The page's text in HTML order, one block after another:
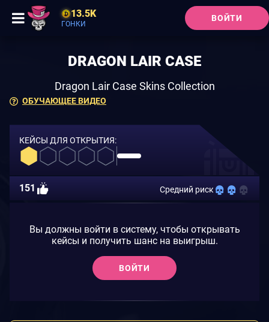
13.5K
ГОНКИ
ВОЙТИ
ОБУЧАЮЩЕЕ ВИДЕО
DRAGON LAIR CASE
Dragon Lair Case Skins Collection
КЕЙСЫ ДЛЯ ОТКРЫТИЯ:
151 Средний риск
Вы должны войти в систему, чтобы открывать
кейсы и получить шанс на выигрыш.
ВОЙТИ